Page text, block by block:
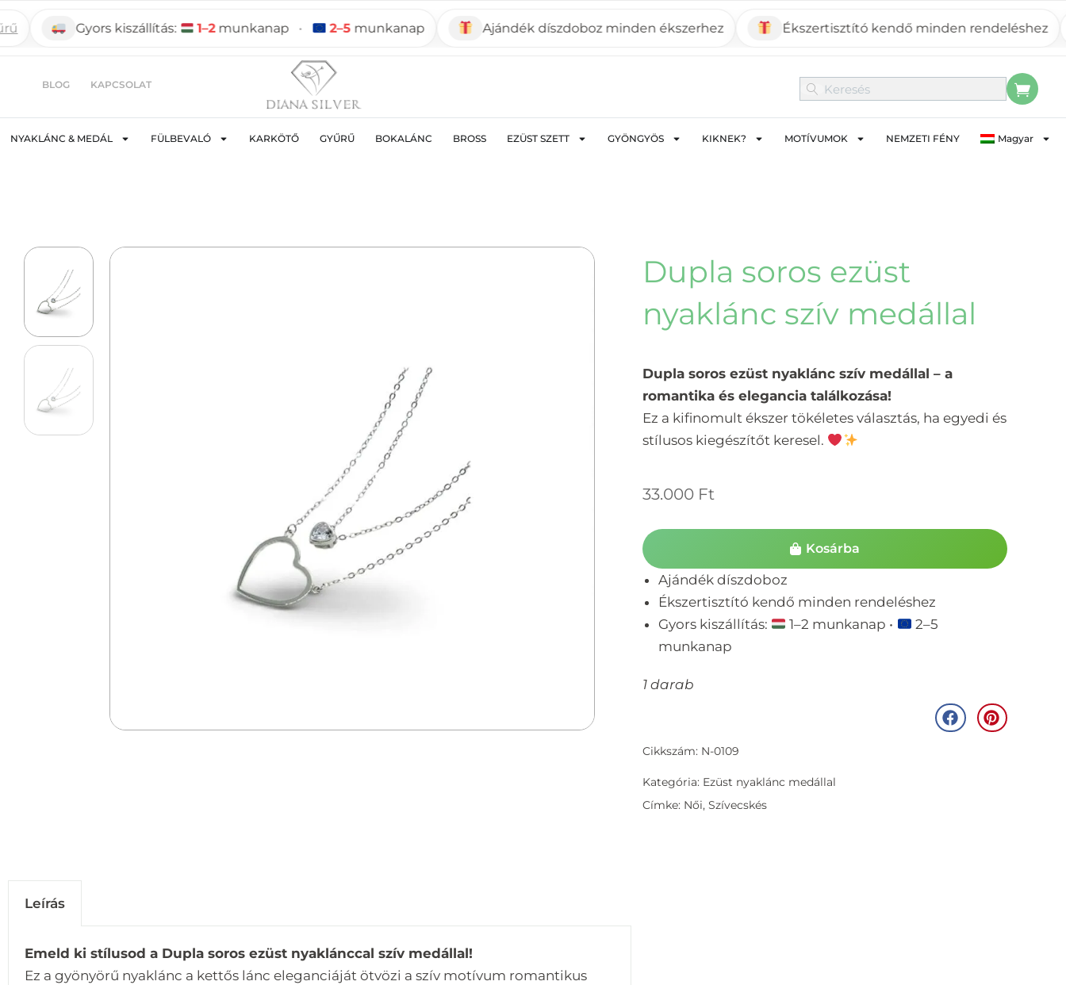
BLOG KAPCSOLAT
NYAKLÁNC & MEDÁL FÜLBEVALÓ KARKÖTŐ GYŰRŰ BOKALÁNC BROSS EZÜST SZETT GYÖNGYÖS KIKNEK? MOTÍVUMOK NEMZETI FÉNY Magyar
Gyors kiszállítás: 1–2munkanap • 2–5munkanap Ajándék díszdoboz minden ékszerhez Ékszertisztító kendő minden rendeléshez
Dupla soros ezüst
nyaklánc szív medállal
Dupla soros ezüst nyaklánc szív medállal – a
romantika és elegancia találkozása!
Ez a kifinomult ékszer tökéletes választás, ha egyedi és
stílusos kiegészítőt keresel.
33.000 Ft
Kosárba
Ajándék díszdoboz
Ékszertisztító kendő minden rendeléshez
Gyors kiszállítás:
1–2 munkanap •
2–5
munkanap
1 darab
Cikkszám: N-0109
Kategória: Ezüst nyaklánc medállal
Címke: Női, Szívecskés
Leírás
Emeld ki stílusod a Dupla soros ezüst nyaklánccal szív medállal!
Ez a gyönyörű nyaklánc a kettős lánc eleganciáját ötvözi a szív motívum romantikus